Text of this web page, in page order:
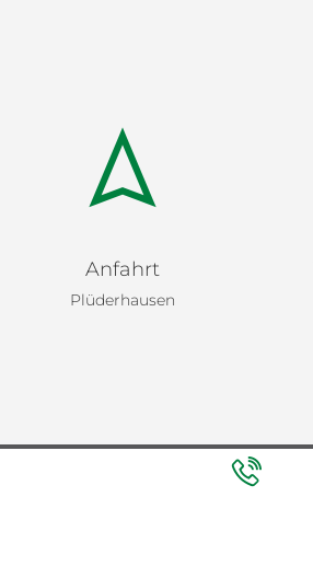
Anfahrt
Plüderhausen